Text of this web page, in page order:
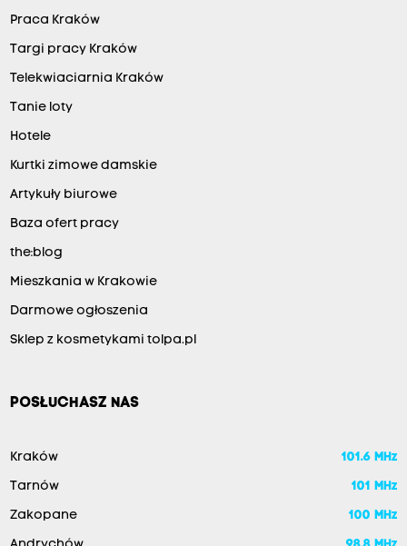
Praca Kraków
Targi pracy Kraków
Telekwiaciarnia Kraków
Tanie loty
Hotele
Kurtki zimowe damskie
Artykuły biurowe
Baza ofert pracy
the:blog
Mieszkania w Krakowie
Darmowe ogłoszenia
Sklep z kosmetykami tolpa.pl
POSŁUCHASZ NAS
Kraków 101.6 MHz
Tarnów 101 MHz
Zakopane 100 MHz